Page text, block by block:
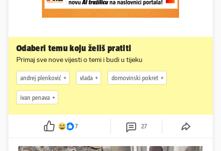
Odaberi temu koju želiš pratiti
Primaj sve nove vijesti o temi i budi u tijeku
andrej plenković vlada domovinski pokret
ivan penava
7 27